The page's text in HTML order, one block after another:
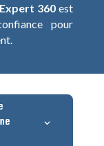
360 est
pour